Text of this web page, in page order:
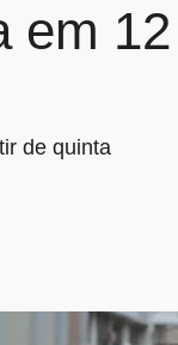
em
de quinta